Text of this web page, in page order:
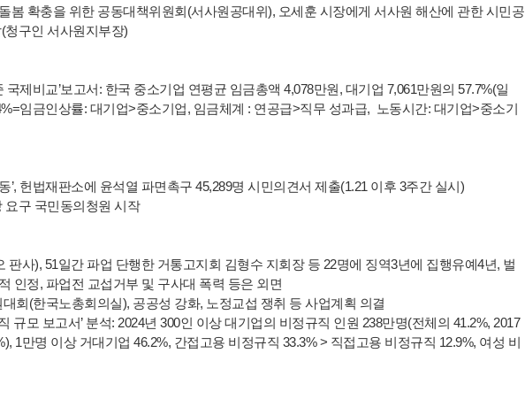
봄 확충을 위한 공동대책위원회(서사원공대위), 오세훈 시장에게 서사원 해산에 관한 시민공
청구인 서사원지부장)
국제비교’보고서: 한국 중소기업 연평균 임금총액 4,078만원, 대기업 7,061만원의 57.7%(일
임금인상률: 대기업>중소기업, 임금체계 : 연공급>직무 성과급, 노동시간: 대기업>중소기
’, 헌법재판소에 윤석열 파면촉구 45,289명 시민의견서 제출(1.21 이후 3주간 실시)
요구 국민동의청원 시작
판사), 51일간 파업 단행한 거통고지회 김형수 지회장 등 22명에 징역3년에 집행유예4년, 벌
인정, 파업전 교섭거부 및 구사대 폭력 등은 외면
회(한국노총회의실), 공공성 강화, 노정교섭 쟁취 등 사업계획 의결
규모 보고서’ 분석: 2024년 300인 이상 대기업의 비정규직 인원 238만명(전체의 41.2%, 2017
1만명 이상 거대기업 46.2%, 간접고용 비정규직 33.3% > 직접고용 비정규직 12.9%, 여성 비